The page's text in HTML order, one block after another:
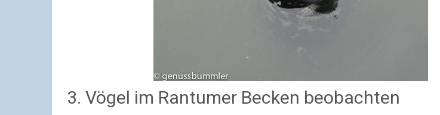
3. Vögel im Rantumer Becken beobachten